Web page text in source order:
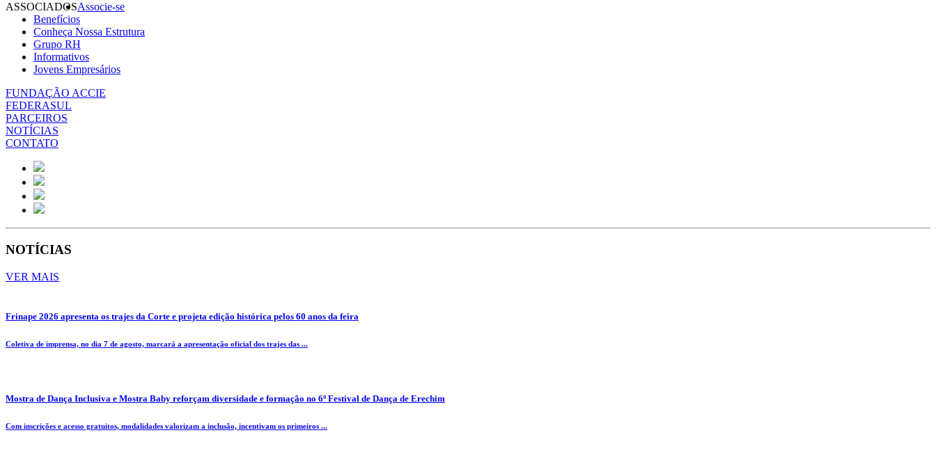
ASSOCIADOSAssocie-se
Benefícios
Conheça Nossa Estrutura
Grupo RH
Informativos
Jovens Empresários
FUNDAÇÃO ACCIE
FEDERASUL
PARCEIROS
NOTÍCIAS
CONTATO
NOTÍCIAS
VER MAIS
Frinape 2026 apresenta os trajes da Corte e projeta edição histórica pelos 60 anos da feira
Coletiva de imprensa, no dia 7 de agosto, marcará a apresentação oficial dos trajes das ...
Mostra de Dança Inclusiva e Mostra Baby reforçam diversidade e formação no 6º Festival de Dança de Erechim
Com inscrições e acesso gratuitos, modalidades valorizam a inclusão, incentivam os primeiros ...